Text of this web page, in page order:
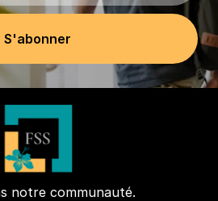
notre communauté.